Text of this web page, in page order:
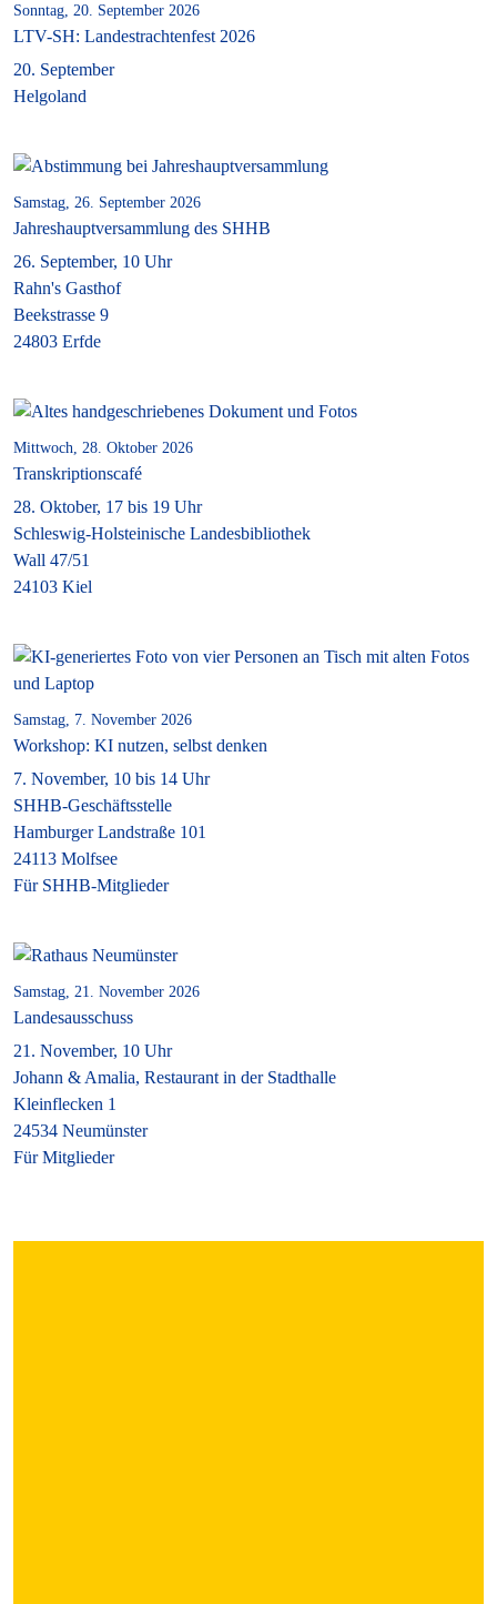
Sonntag, 20. September 2026
LTV-SH: Landestrachtenfest 2026
20. September
Helgoland
Samstag, 26. September 2026
Jahreshauptversammlung des SHHB
26. September, 10 Uhr
Rahn's Gasthof
Beekstrasse 9
24803 Erfde
Mittwoch, 28. Oktober 2026
Transkriptionscafé
28. Oktober, 17 bis 19 Uhr
Schleswig-Holsteinische Landesbibliothek
Wall 47/51
24103 Kiel
Samstag, 7. November 2026
Workshop: KI nutzen, selbst denken
7. November, 10 bis 14 Uhr
SHHB-Geschäftsstelle
Hamburger Landstraße 101
24113 Molfsee
Für SHHB-Mitglieder
Samstag, 21. November 2026
Landesausschuss
21. November, 10 Uhr
Johann & Amalia, Restaurant in der Stadthalle
Kleinflecken 1
24534 Neumünster
Für Mitglieder